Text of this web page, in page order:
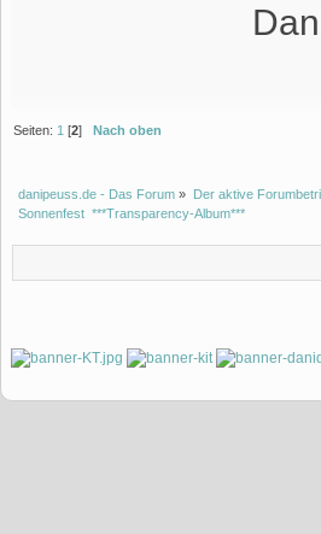
Seiten: 1 [2]Nach oben
danipeuss.de - Das Forum »
Der aktive
Sonnenfest  ***Transparency-Album***